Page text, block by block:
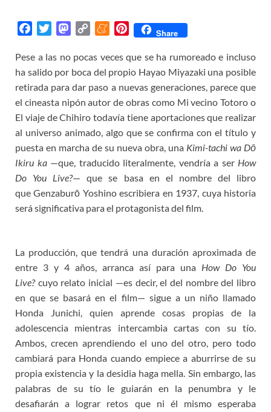
c
e
b
o
o
k
i
t
t
e
r
M
s
t
o
d
o
n
p
y
L
i
n
k
M
n
e
a
m
e
P
n
t
e
r
e
s
t
Share
Pese a las no pocas veces que se ha rumoreado e incluso
ha salido por boca del propio Hayao Miyazaki una posible
retirada para dar paso a nuevas generaciones, parece que
el cineasta nipón autor de obras como Mi vecino Totoro o
El viaje de Chihiro todavía tiene aportaciones que realizar
al universo animado, algo que se confirma con el título y
puesta en marcha de su nueva obra, una Kimi-tachi wa Dō
Ikiru ka —que, traducido literalmente, vendría a ser How
Do You Live?— que se basa en el nombre del libro
que Genzaburō Yoshino escribiera en 1937, cuya historia
será significativa para el protagonista del film.
La producción, que tendrá una duración aproximada de
entre 3 y 4 años, arranca así para una How Do You
Live? cuyo relato inicial —es decir, el del nombre del libro
en que se basará en el film— sigue a un niño llamado
Honda Junichi, quien aprende cosas propias de la
adolescencia mientras intercambia cartas con su tío.
Ambos, crecen aprendiendo el uno del otro, pero todo
cambiará para Honda cuando empiece a aburrirse de su
propia existencia y la desidia haga mella. Sin embargo, las
palabras de su tío le guiarán en la penumbra y le
desafiarán a lograr retos que ni él mismo esperaba